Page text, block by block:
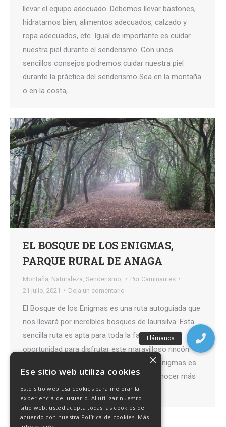
llevar el equipo adecuado. Debemos llevar bastones,
hidratarnos bien, alimentos adecuados, calzado y
ropa adecuados, etc. Igual de importante es cuidar
nuestra piel durante el senderismo. Con unos
sencillos consejos podremos cuidar nuestra piel
durante la práctica del senderismo Sea en la montaña
o en la costa,…
EL BOSQUE DE LOS ENIGMAS,
PARQUE RURAL DE ANAGA
Montaña Naturaleza Senderismo, Por Caminantes
21 julio, 2021
Deja un comentario
El Bosque de los Enigmas es una ruta autoguiada que
nos llevará por increíbles bosques de laurisilva. Esta
sencilla ruta es apta para toda la familia. Es una
oportunidad para disfrutar este maravilloso rincón
Reserva de la Biosfera. El Bosque de los Enigmas es
una sencilla ruta circular, que nos hará conocer más
en profundidad…
Ese sitio web utiliza cookies
Este sitio web usa cookies para mejorar la
experiencia del usuario. Al utilizar nuestro
sitio web, usted acepta todas las cookies de
acuerdo con nuestra Política de cookies. Más
×